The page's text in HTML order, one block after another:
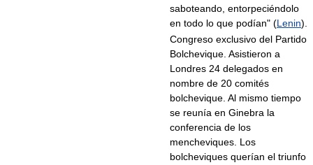
saboteando, entorpeciéndolo
en todo lo que podían" (Lenin).
Congreso exclusivo del Partido
Bolchevique. Asistieron a
Londres 24 delegados en
nombre de 20 comités
bolchevique. Al mismo tiempo
se reunía en Ginebra la
conferencia de los
mencheviques. Los
bolcheviques querían el triunfo